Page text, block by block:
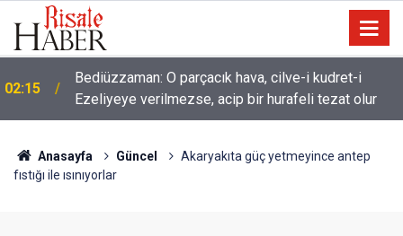
01:45 Dünyaya önem verme ki, Allah seni sevsin
Anasayfa Güncel
Akaryakıta güç yetmeyince antep
fıstığı ile ısınıyorlar